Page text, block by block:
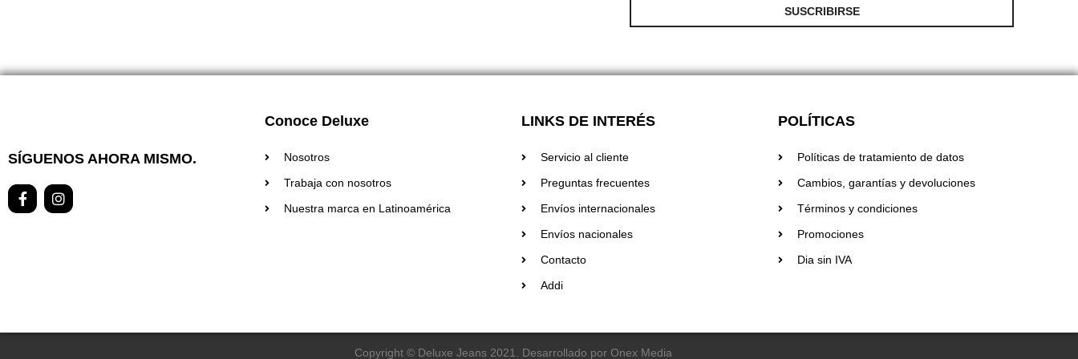
SUSCRIBIRSE
SÍGUENOS AHORA MISMO.
F
a
I
n
Conoce Deluxe
Nosotros
Trabaja con nosotros
Nuestra marca en Latinoamérica
LINKS DE INTERÉS
Servicio al cliente
Preguntas frecuentes
Envíos internacionales
Envíos nacionales
Contacto
Addi
POLÍTICAS
Políticas de tratamiento de datos
Cambios, garantías y devoluciones
Términos y condiciones
Promociones
Dia sin IVA
Copyright © Deluxe Jeans 2021. Desarrollado por Onex Media